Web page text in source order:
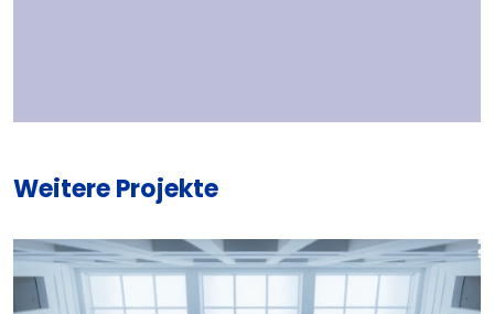
Weitere Projekte